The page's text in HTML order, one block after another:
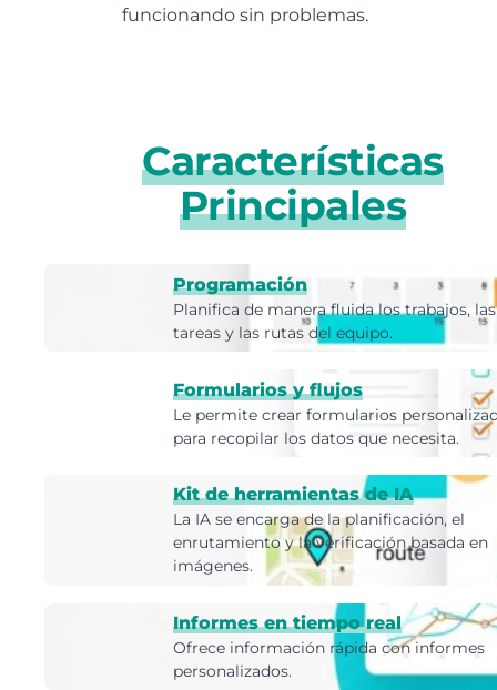
funcionando sin problemas.
Características
Principales
Programación
Planifica de manera fluida los trabajos, las
tareas y las rutas del equipo.
Formularios y flujos
Le permite crear formularios
para recopilar los datos que necesita.
Kit de herramientas de IA
La IA se encarga de la planificación, el
enrutamiento y la verificación basada en
imágenes.
Informes en tiempo real
Ofrece información rápida con informes
personalizados.